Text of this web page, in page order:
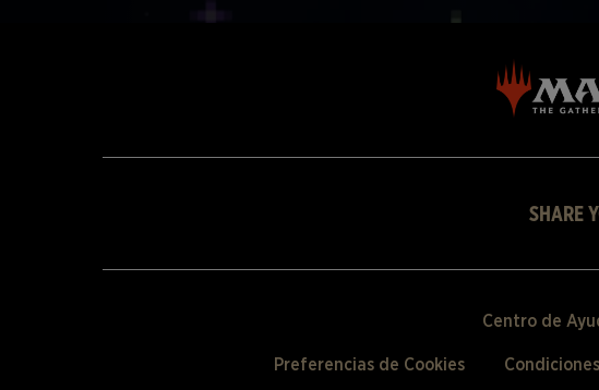
SHARE
Centro de
Preferencias de Cookies Condiciones